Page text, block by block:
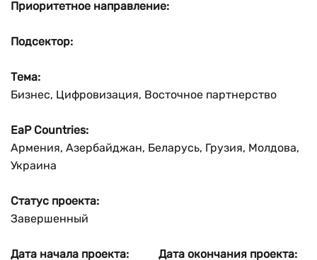
Приоритетное направление:
Подсектор:
Тема:
Бизнес, Цифровизация, Восточное партнерство
EaP Countries:
Армения, Азербайджан, Беларусь, Грузия, Молдова,
Украина
Статус проекта:
Завершенный
Дата начала проекта:
Дата окончания проекта: